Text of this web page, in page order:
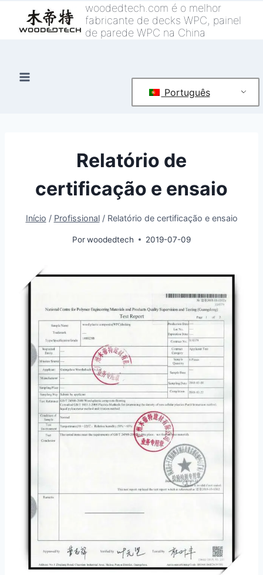
woodedtech.com é o melhor
fabricante de decks WPC, painel
de parede WPC na China
Português
Relatório de
certificação e ensaio
Início / Profissional / Relatório de certificação e ensaio
Porwoodedtech 2019-07-09